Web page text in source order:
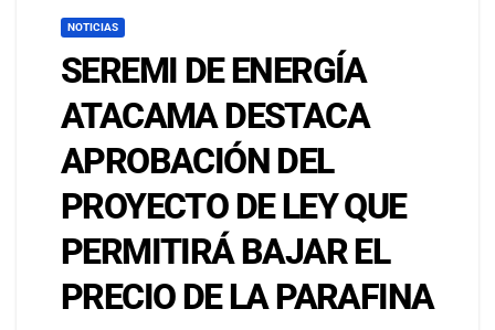
NOTICIAS
SEREMI DE ENERGÍA
ATACAMA DESTACA
APROBACIÓN DEL
PROYECTO DE LEY QUE
PERMITIRÁ BAJAR EL
PRECIO DE LA PARAFINA